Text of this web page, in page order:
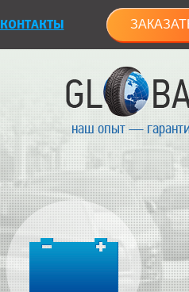
КОНТАКТЫ
наш опыт —